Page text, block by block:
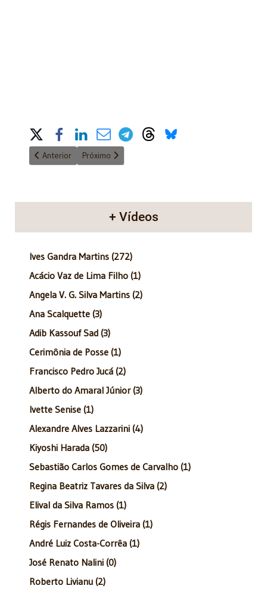
Share on Social Media
Artigo anterior: Anatomia do Poder - 27/01/2013
Anterior Próximo artigo: Anatomia do Poder - 09/12/2012
Próximo
+ Vídeos
Ives Gandra Martins (272)
Acácio Vaz de Lima Filho (1)
Angela V. G. Silva Martins (2)
Ana Scalquette (3)
Adib Kassouf Sad (3)
Cerimônia de Posse (1)
Francisco Pedro Jucá (2)
Alberto do Amaral Júnior (3)
Ivette Senise (1)
Alexandre Alves Lazzarini (4)
Kiyoshi Harada (50)
Sebastião Carlos Gomes de Carvalho (1)
Regina Beatriz Tavares da Silva (2)
Elival da Silva Ramos (1)
Régis Fernandes de Oliveira (1)
André Luiz Costa-Corrêa (1)
José Renato Nalini (0)
Roberto Livianu (2)